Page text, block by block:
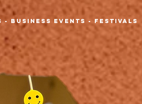
- business events - festivals